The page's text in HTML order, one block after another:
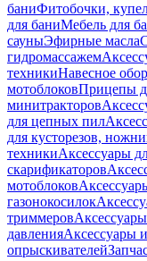
баниФитобочки,
для баниМебель для
сауныЭфирные масла
гидромассажем
техникиНавесное
мотоблоковПрицепы
минитракторов
для цепных пил
для кусторезов,
техникиАксессуары
скарификаторов
мотоблоков
газонокосилок
триммеров
давленияАксессуары
опрыскивателей